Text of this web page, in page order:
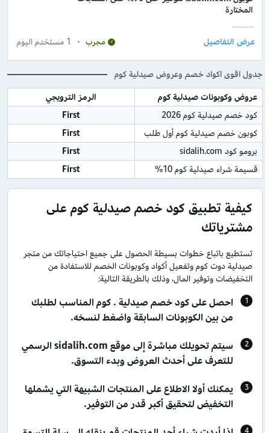
المختارة
مجرب 1 مستخدم اليوم
جدول اقوى اكواد خصم وعروض صيدلية كوم
عروض وكوبونات صيدلية كوم
الرمز الترويجي
كود خصم صيدلية كوم 2026
First
كوبون خصم صيدلية كوم أول طلب
First
برومو كود sidalih.com
First
قسيمة شراء صيدلية كوم 10%
First
كيفية تطبيق كود خصم صيدلية كوم على
مشترياتك
تستطيع باتباع خطوات بسيطة الحصول على جميع احتياجاتك من متجر
صيدلية دوت كوم وتفعيل أكواد وكوبونات الخصم للاستفادة من
التخفيضات وتوفير المال، وذلك بالطريقة التالية:
احصل على كود خصم صيدلية . كوم المناسب لطلبك
من بين الكوبونات السابقة واضغط لنسخه.
سيتم تحويلك مباشرة إلى موقع sidalih.com الرسمي
للتعرف على أحدث العروض وبدء التسوق.
يمكنك أولا الاطلاع على المنتجات الشبيهة التي يشملها
التخفيض لتحقيق أكبر قدر من التوفير.